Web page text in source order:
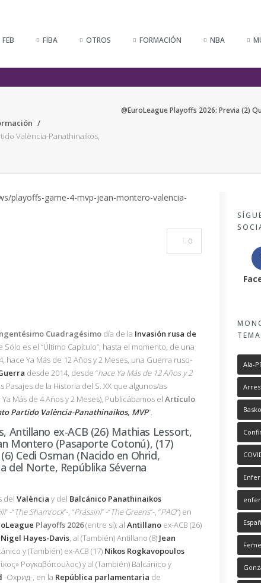
FEB FIBA OTROS FORMACIÓN NBA
València-Panathinaikos,
@EuroLeague Playoffs 2026: Previa (2)
0
Cuadragésimo día de la Invasión rusa de
es el “Último Capítulo”, hasta el momento, de una
hace Ya Más de 12 Años y 2 Meses, una Guerra ruso-
desde 2014, desde “hace Ya Más de 12 Años y 2
de la Historia del S. XX que algunos/as
Más de 4 Años y 2 Meses), Publicábamos el Artículo
Partido València-Panathinaikos, MVP”.
Antillano ex-ACB (26) Mathias Lessort,
Montero (Pasaporte Cotonú), (17)
Cedi Osman (Nacido en Ohrid,
del Norte, Repúblika Séverna
del València y del Balcánico Panathinaikos
” -“The Shamrock”-, “Prássini” -“The Greens”-, “PAO”) en
Playoffs 2026(entre sí): al Antillano ex-ACB (26)
Nigel Hayes-Davis, al (También) Antillano (8) Jean
y (También) ex-ACB (17) Nikos Rogkavopoulos
Ρογκαβόπουλος) y al (También) Balcánico y
-Охрид-, en la República parlamentaria de
Ala-